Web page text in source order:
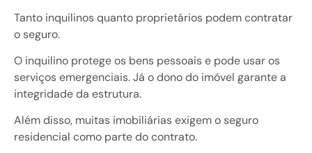
Tanto inquilinos quanto proprietários podem contratar
o seguro.
O inquilino protege os bens pessoais e pode usar os
serviços emergenciais. Já o dono do imóvel garante a
integridade da estrutura.
Além disso, muitas imobiliárias exigem o seguro
residencial como parte do contrato.